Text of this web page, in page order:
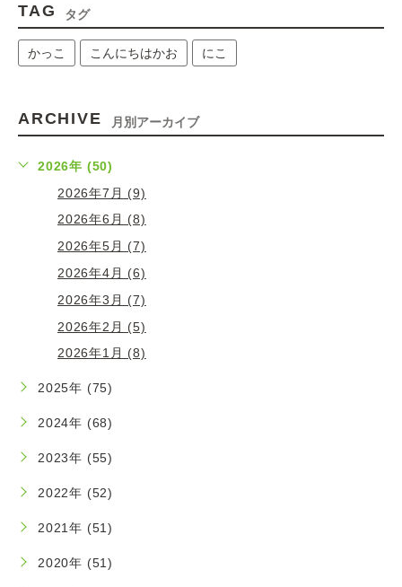
TAG タグ
かっこ こんにちはかお にこ
ARCHIVE 月別アーカイブ
2026年 (50)
2026年7月 (9)
2026年6月 (8)
2026年5月 (7)
2026年4月 (6)
2026年3月 (7)
2026年2月 (5)
2026年1月 (8)
2025年 (75)
2024年 (68)
2023年 (55)
2022年 (52)
2021年 (51)
2020年 (51)